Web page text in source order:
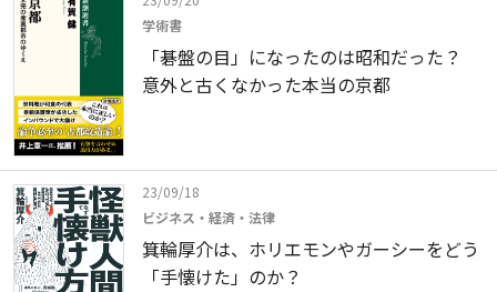
学術書
「碁盤の目」になったのは昭和だった？
意外と古くなかった本当の京都
23/09/18
ビジネス・経済・法律
箕輪厚介は、ホリエモンやガーシーをどう
「手懐けた」のか？